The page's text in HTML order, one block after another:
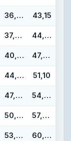
36,09 43,15
37,69 44,75
40,87 47,93
44,04 51,10
47,22 54,28
50,39 57,45
53,57 60,63